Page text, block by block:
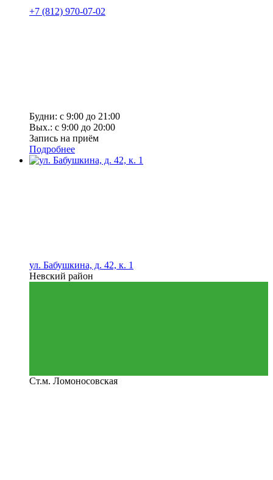
+7 (812) 970-07-02
Будни: с 9:00 до 21:00
Вых.: с 9:00 до 20:00
Запись на приём
Подробнее
ул. Бабушкина, д. 42, к. 1
Невский район
Ст.м. Ломоносовская